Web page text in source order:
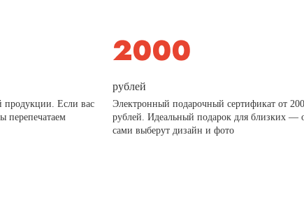
продукции. Если вас
перепечатаем
рублей
Электронный подарочный сертификат от
рублей. Идеальный подарок для близких —
сами выберут дизайн и фото